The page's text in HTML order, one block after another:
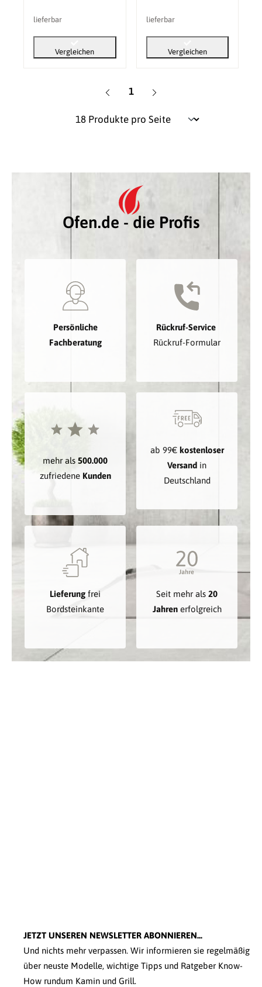
lieferbar
Vergleichen
lieferbar
Vergleichen
Seite
1
Ofen.de - die Profis
Persönliche
Fachberatung
Rückruf-Service
Rückruf-Formular
mehr als 500.000
zufriedene Kunden
ab 99€ kostenloser
Versand in
Deutschland
Lieferung frei
Bordsteinkante
Seit mehr als 20
Jahrenerfolgreich
JETZT UNSEREN NEWSLETTER ABONNIEREN...
Und nichts mehr verpassen. Wir informieren sie regelmäßig
über neuste Modelle, wichtige Tipps und Ratgeber Know-
How rundum Kamin und Grill.